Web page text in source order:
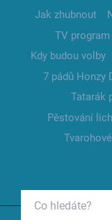
Jak zhubnout
TV program
Kdy budou volby
7 pádů Honzy
Tatarák
Pěstování